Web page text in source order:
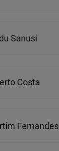
Sanusi
Costa
Fernandes